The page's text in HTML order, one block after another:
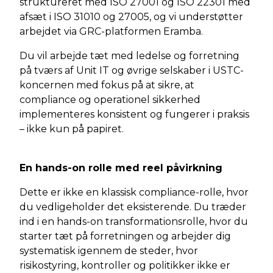
afsæt i ISO 31010 og 27005, og vi understøtter
arbejdet via GRC-platformen Eramba.
Du vil arbejde tæt med ledelse og forretning
på tværs af Unit IT og øvrige selskaber i USTC-
koncernen med fokus på at sikre, at
compliance og operationel sikkerhed
implementeres konsistent og fungerer i praksis
– ikke kun på papiret.
En hands-on rolle med reel påvirkning
Dette er ikke en klassisk compliance-rolle, hvor
du vedligeholder det eksisterende. Du træder
ind i en hands-on transformationsrolle, hvor du
starter tæt på forretningen og arbejder dig
systematisk igennem de steder, hvor
risikostyring, kontroller og politikker ikke er